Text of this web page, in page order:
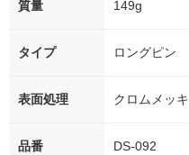
質量 149g
タイプ ロングピン
表面処理 クロムメッキ
品番 DS-092